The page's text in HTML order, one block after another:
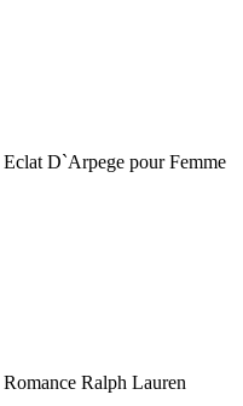
Eclat D`Arpege pour Femme
Romance Ralph Lauren